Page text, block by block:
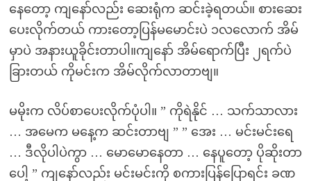
နေတော့ ကျနော်လည်း ဆေးရုံက ဆင်းခဲ့ရတယ်။ စားဆေး
ပေးလိုက်တယ် ကားတော့ပြန်မမောင်းပဲ ၁လလောက် အိမ်
မှာပဲ အနားယူခိုင်းတာပါ။ကျနော် အိမ်ရောက်ပြီး ၂ရက်ပဲ
ခြားတယ် ကိုမင်းက အိမ်လိုက်လာတာဗျ။
မမိုးက လိပ်စာပေးလိုက်ပုံပါ။ ” ကိုရဲနိုင် … သက်သာလား
… အမေက မနေ့က ဆင်းတာဗျ ” ” အေး … မင်းမင်းရေ
… ဒီလိုပါပဲကွာ … မောမောနေတာ … နေပူတော့ ပိုဆိုးတာ
ပေါ့ ” ကျနော်လည်း မင်းမင်းကို စကားပြန်ပြောရင်း ခဏ